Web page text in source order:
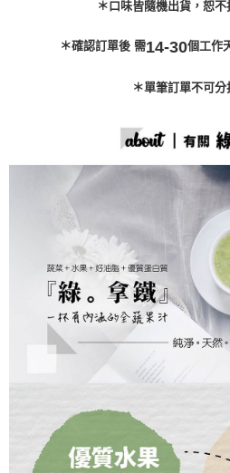
＊口味皆隨機出貨，恕
＊確認訂單後 需14-30個工作
＊單筆訂單不可分